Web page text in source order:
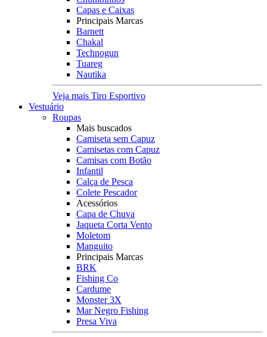
Capas e Caixas
Principais Marcas
Barnett
Chakal
Technogun
Tuareg
Nautika
Veja mais Tiro Esportivo
Vestuário
Roupas
Mais buscados
Camiseta sem Capuz
Camisetas com Capuz
Camisas com Botão
Infantil
Calça de Pesca
Colete Pescador
Acessórios
Capa de Chuva
Jaqueta Corta Vento
Moletom
Manguito
Principais Marcas
BRK
Fishing Co
Cardume
Monster 3X
Mar Negro Fishing
Presa Viva